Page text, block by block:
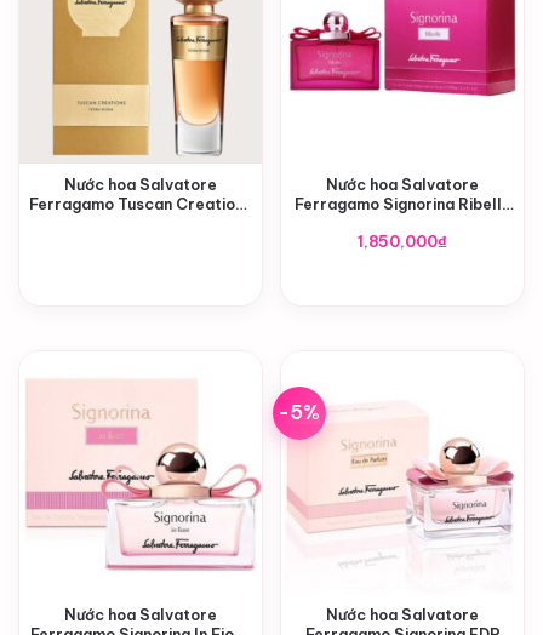
Nước hoa Salvatore
Ferragamo Tuscan Creations
Nước hoa Salvatore
Ferragamo Signorina Ribelle
1,850,000₫
Nước hoa Salvatore
-5%
Nước hoa Salvatore